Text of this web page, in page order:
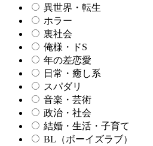
異世界・転生
ホラー
裏社会
俺様・ドS
年の差恋愛
日常・癒し系
スパダリ
音楽・芸術
政治・社会
結婚・生活・子育て
BL（ボーイズラブ）